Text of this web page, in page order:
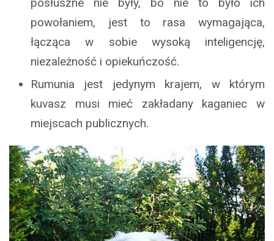
powołaniem, jest to rasa wymagająca,
łącząca w sobie wysoką inteligencję,
niezależność i opiekuńczość.
Rumunia jest jedynym krajem, w którym
kuvasz musi mieć zakładany kaganiec w
miejscach publicznych.